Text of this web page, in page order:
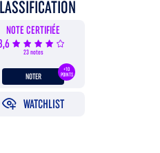
NOTE CERTIFIÉE
23 notes
+10
POINTS
NOTER
WATCHLIST